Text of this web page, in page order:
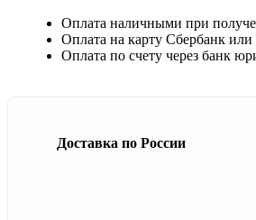
Оплата наличными при
Оплата на карту Сбербанк
Оплата по счету через банк
Доставка по России